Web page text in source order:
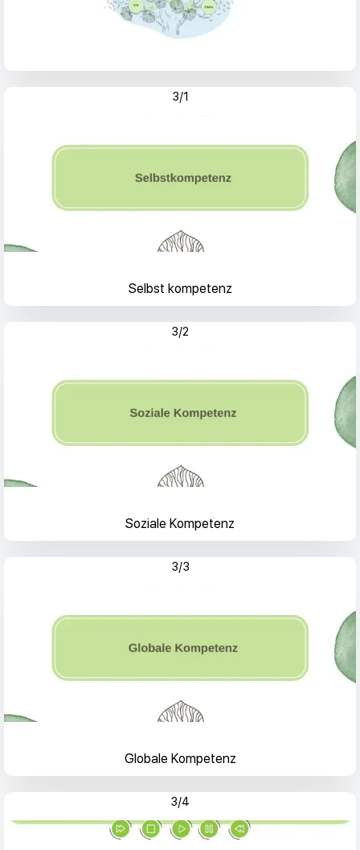
3/1
Selbst kompetenz
3/2
Soziale Kompetenz
3/3
Globale Kompetenz
3/4